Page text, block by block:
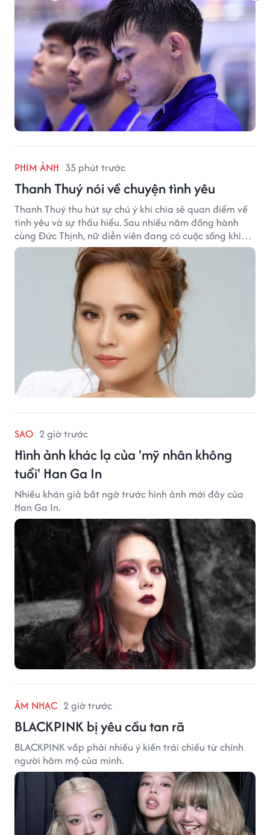
PHIM ẢNH 35 phút trước
Thanh Thuý nói về chuyện tình yêu
Thanh Thuý thu hút sự chú ý khi chia sẻ quan điểm về
tình yêu và sự thấu hiểu. Sau nhiều năm đồng hành
cùng Đức Thịnh, nữ diễn viên đang có cuộc sống khiến
nhiều khán giả quan tâm.
SAO 2 giờ trước
Hình ảnh khác lạ của 'mỹ nhân không
tuổi' Han Ga In
Nhiều khán giả bất ngờ trước hình ảnh mới đây của
Han Ga In.
ÂM NHẠC 2 giờ trước
BLACKPINK bị yêu cầu tan rã
BLACKPINK vấp phải nhiều ý kiến trái chiều từ chính
người hâm mộ của mình.